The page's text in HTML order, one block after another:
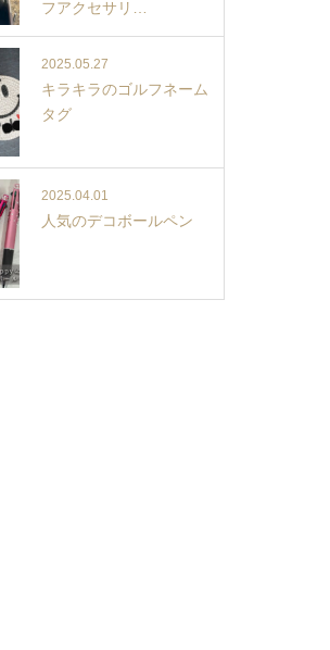
フアクセサリ…
2025.05.27
キラキラのゴルフネーム
タグ
2025.04.01
人気のデコボールペン